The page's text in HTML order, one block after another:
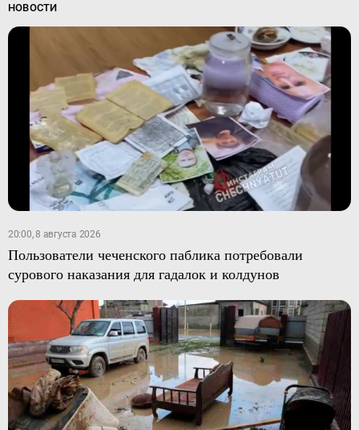
НОВОСТИ
20:00, 8 августа 2026
Пользователи чеченского паблика потребовали
сурового наказания для гадалок и колдунов